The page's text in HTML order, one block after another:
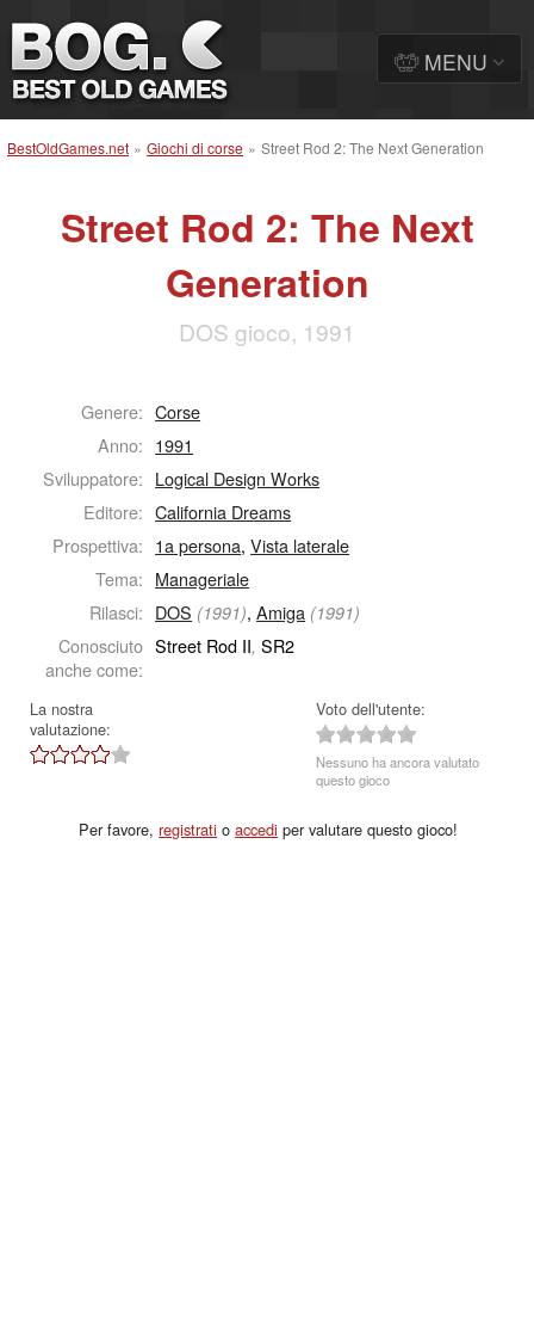
BestOldGames.net » Giochi di corse » Street Rod 2: The Next Generation
Street Rod 2: The Next
Generation
DOS gioco, 1991
Genere: Corse
Anno: 1991
Sviluppatore: Logical Design Works
Editore: California Dreams
Prospettiva: 1a persona,Vista laterale
Tema: Manageriale
Rilasci: DOS (1991),Amiga (1991)
Conosciuto
anche come:
Street Rod II, SR2
La nostra
valutazione:
Voto dell'utente:
Nessuno ha ancora valutato
questo gioco
Per favore,registrati oaccedi per valutare questo gioco!
MENU